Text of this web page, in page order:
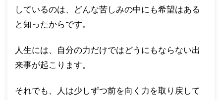
しているのは、どんな苦しみの中にも希望はある
と知ったからです。
人生には、自分の力だけではどうにもならない出
来事が起こります。
それでも、人は少しずつ前を向く力を取り戻して